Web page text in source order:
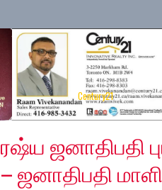
Century21
Wednesday, April 1,
ரஷ்ய ஜனாதிபதி
– ஜனாதிபதி